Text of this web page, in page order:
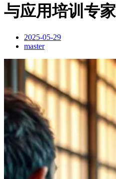
与应用培训专家
2025-05-29
master